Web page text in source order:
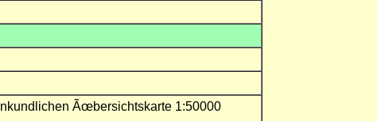
Ãœbersichtskarte 1:50000